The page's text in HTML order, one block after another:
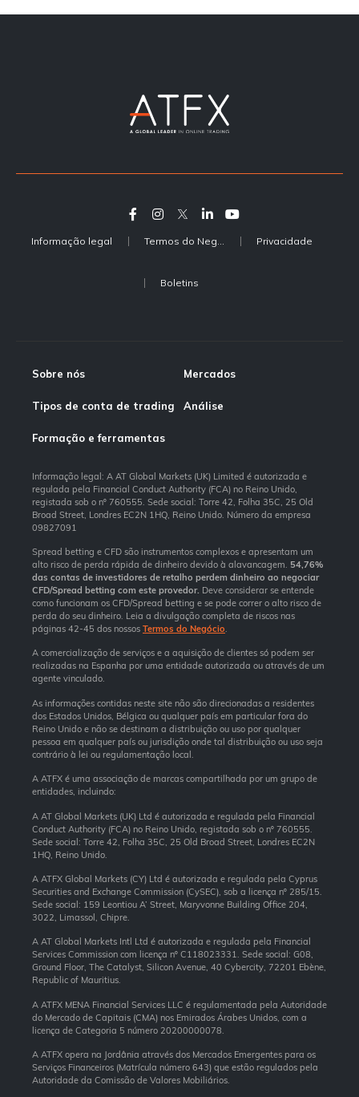
Informação legal Privacidade
Boletins
Sobre nós Mercados
Tipos de conta de trading Análise
Formação e ferramentas
Informação legal: A AT Global Markets (UK) Limited é autorizada e
regulada pela Financial Conduct Authority (FCA) no Reino Unido,
registada sob o nº 760555. Sede social: Torre 42, Folha 35C, 25 Old
Broad Street, Londres EC2N 1HQ, Reino Unido. Número da empresa
09827091
Spread betting e CFD são instrumentos complexos e apresentam um
alto risco de perda rápida de dinheiro devido à alavancagem. 54,76%
das contas de investidores de retalho perdem dinheiro ao negociar
CFD/Spread betting com este provedor. Deve considerar se entende
como funcionam os CFD/Spread betting e se pode correr o alto risco de
perda do seu dinheiro. Leia a divulgação completa de riscos nas
páginas 42-45 dos nossos Termos do Negócio.
A comercialização de serviços e a aquisição de clientes só podem ser
realizadas na Espanha por uma entidade autorizada ou através de um
agente vinculado.
As informações contidas neste site não são direcionadas a residentes
dos Estados Unidos, Bélgica ou qualquer país em particular fora do
Reino Unido e não se destinam a distribuição ou uso por qualquer
pessoa em qualquer país ou jurisdição onde tal distribuição ou uso seja
contrário à lei ou regulamentação local.
A ATFX é uma associação de marcas compartilhada por um grupo de
entidades, incluindo:
A AT Global Markets (UK) Ltd é autorizada e regulada pela Financial
Conduct Authority (FCA) no Reino Unido, registada sob o nº 760555.
Sede social: Torre 42, Folha 35C, 25 Old Broad Street, Londres EC2N
1HQ, Reino Unido.
A ATFX Global Markets (CY) Ltd é autorizada e regulada pela Cyprus
Securities and Exchange Commission (CySEC), sob a licença nº 285/15.
Sede social: 159 Leontiou A’ Street, Maryvonne Building Office 204,
3022, Limassol, Chipre.
A AT Global Markets Intl Ltd é autorizada e regulada pela Financial
Services Commission com licença nº C118023331. Sede social: G08,
Ground Floor, The Catalyst, Silicon Avenue, 40 Cybercity, 72201 Ebène,
Republic of Mauritius.
A ATFX MENA Financial Services LLC é regulamentada pela Autoridade
do Mercado de Capitais (CMA) nos Emirados Árabes Unidos, com a
licença de Categoria 5 número 20200000078.
A ATFX opera na Jordânia através dos Mercados Emergentes para os
Serviços Financeiros (Matrícula número 643) que estão regulados pela
Autoridade da Comissão de Valores Mobiliários.